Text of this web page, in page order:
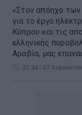
«Στον απόηχο των
για το έργο
Κύπρου και τις
ελληνικής
Αραβία, μας
21:34 | 07